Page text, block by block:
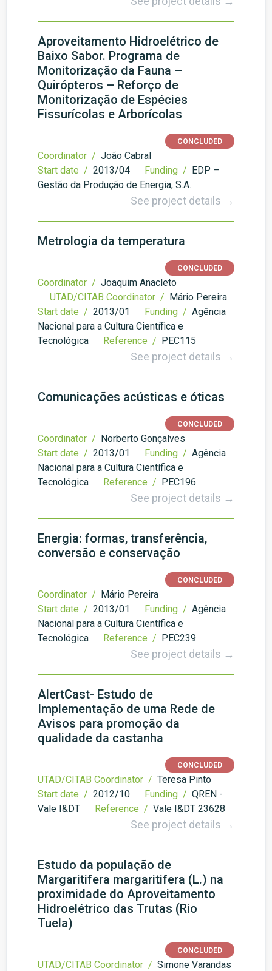
Aproveitamento Hidroelétrico de
Baixo Sabor. Programa de
Monitorização da Fauna –
Quirópteros – Reforço de
Monitorização de Espécies
Fissurícolas e Arborícolas
CONCLUDED
Coordinator / João Cabral
Start date / 2013/04 Funding / EDP –
Gestão da Produção de Energia, S.A.
See project details →
Metrologia da temperatura
CONCLUDED
Coordinator / Joaquim Anacleto
UTAD/CITAB Coordinator / Mário Pereira
Start date / 2013/01 Funding / Agência
Nacional para a Cultura Científica e
Tecnológica
Reference / PEC115
See project details →
Comunicações acústicas e óticas
CONCLUDED
Coordinator / Norberto Gonçalves
Start date / 2013/01 Funding / Agência
Nacional para a Cultura Científica e
Tecnológica
Reference / PEC196
See project details →
Energia: formas, transferência,
conversão e conservação
CONCLUDED
Coordinator / Mário Pereira
Start date / 2013/01 Funding / Agência
Nacional para a Cultura Científica e
Tecnológica
Reference / PEC239
See project details →
AlertCast- Estudo de
Implementação de uma Rede de
Avisos para promoção da
qualidade da castanha
CONCLUDED
UTAD/CITAB Coordinator / Teresa Pinto
Start date / 2012/10 Funding / QREN -
Vale I&DT
Reference / Vale I&DT 23628
See project details →
Estudo da população de
Margaritifera margaritifera (L.) na
proximidade do Aproveitamento
Hidroelétrico das Trutas (Rio
Tuela)
CONCLUDED
UTAD/CITAB Coordinator / Simone Varandas